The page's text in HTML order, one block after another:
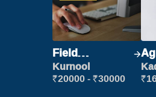
Field
Marketing
Executive
Kurnool
₹20000 - ₹30000